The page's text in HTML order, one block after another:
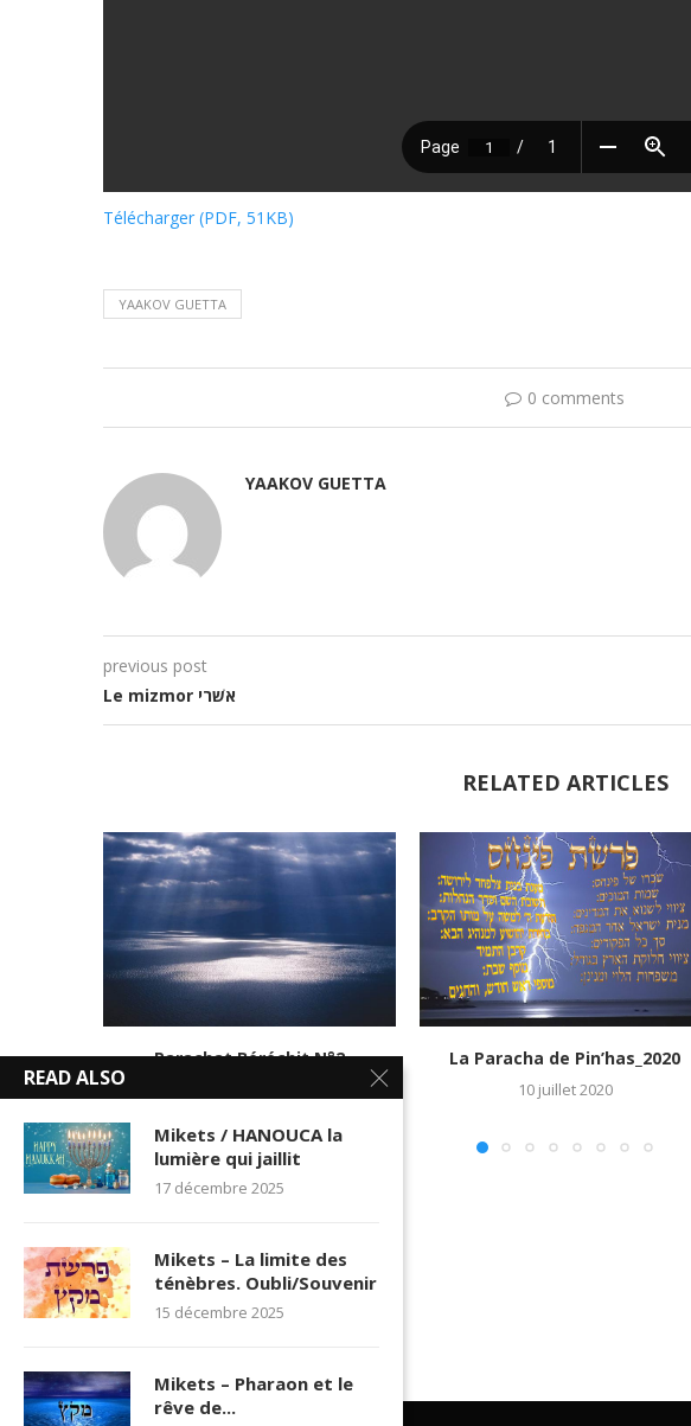
Télécharger (PDF, 51KB)
YAAKOV GUETTA
0 comments
YAAKOV GUETTA
previous post
Le mizmor אשׁרי
RELATED ARTICLES
Parachat Béréchit N°2 La Paracha de Pin’has_2020
10 juillet 2020
READ ALSO
Mikets / HANOUCA la
lumière qui jaillit
17 décembre 2025
Mikets – La limite des
ténèbres. Oubli/Souvenir
15 décembre 2025
Mikets – Pharaon et le
rêve de...